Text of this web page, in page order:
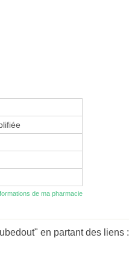
de ma pharmacie
en partant des liens :